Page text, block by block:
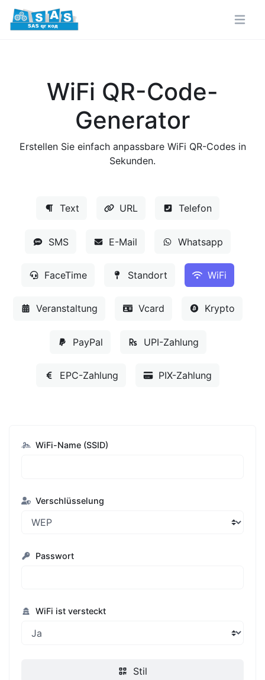
WiFi QR-Code-
Generator
Erstellen Sie einfach anpassbare WiFi QR-Codes in
Sekunden.
Text URL Telefon
SMS E-Mail Whatsapp
FaceTime Standort WiFi
Veranstaltung Vcard Krypto
PayPal UPI-Zahlung
EPC-Zahlung PIX-Zahlung
WiFi-Name (SSID)
Verschlüsselung
Passwort
WiFi ist versteckt
Stil